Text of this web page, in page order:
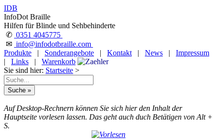
IDB
InfoDot Braille
Hilfen für Blinde und Sehbehinderte
✆ 0351 4045775
✉ info@infodotbraille.com
Produkte
| Sonderangebote | Kontakt | News |
Impressum
|
Links |
Warenkorb
Sie sind hier: Startseite >
Auf Desktop-Rechnern können Sie sich hier den Inhalt der
Hauptseite vorlesen lassen. Das geht auch duch Betätigen von Alt +
S.